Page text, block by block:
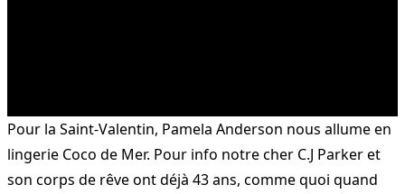
Pour la Saint-Valentin, Pamela Anderson nous allume en
lingerie Coco de Mer. Pour info notre cher C.J Parker et
son corps de rêve ont déjà 43 ans, comme quoi quand